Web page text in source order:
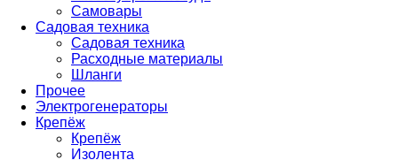
Самовары
Садовая техника
Садовая техника
Расходные материалы
Шланги
Прочее
Электрогенераторы
Крепёж
Крепёж
Изолента